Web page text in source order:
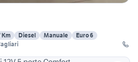
Km Diesel Manuale
Euro 6